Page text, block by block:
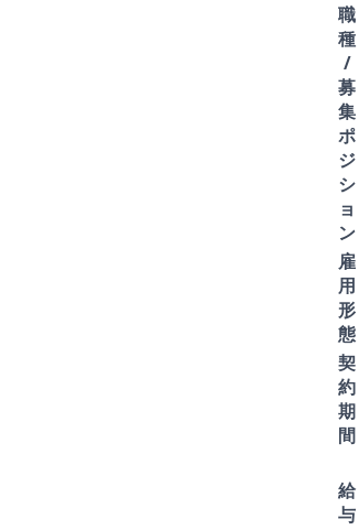
職
種
/
募
集
ポ
ジ
シ
ョ
ン
雇
用
形
態
契
約
期
間
給
与